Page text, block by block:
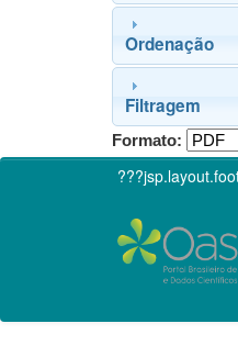
Ordenação
Filtragem
Formato: